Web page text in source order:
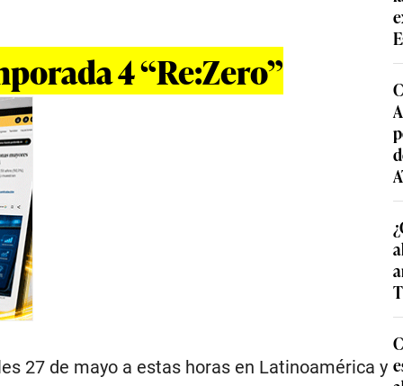
4 “Re:Zero”
27 de mayo a estas horas en Latinoamérica y